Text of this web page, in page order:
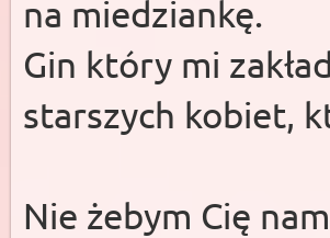
na miedziankę.
Gin który mi
starszych kobiet,
Nie żebym Cię